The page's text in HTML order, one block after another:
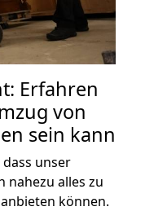
Erfahren
von
sein kann
unser
nahezu alles zu
anbieten können.